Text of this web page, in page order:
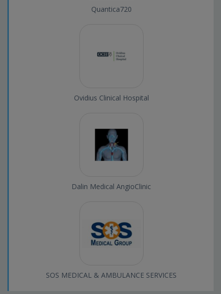
Quantica720
Ovidius Clinical Hospital
Dalin Medical AngioClinic
SOS MEDICAL & AMBULANCE SERVICES